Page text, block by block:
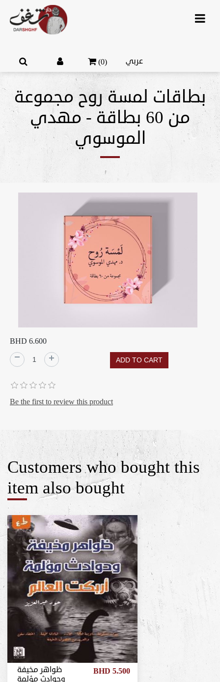
(0) عربي
بطاقات لمسة روح مجموعة
من 60 بطاقة - مهدي
الموسوي
BHD 6.600
Be the first to review this product
Customers who bought this
item also bought
ظواهر مخيفة
وحوادث مؤلمة
BHD 5.500